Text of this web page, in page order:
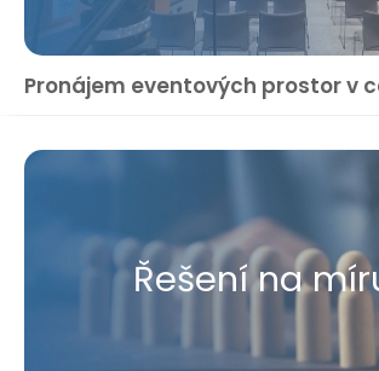
Pronájem eventových prostor v
Řešení na